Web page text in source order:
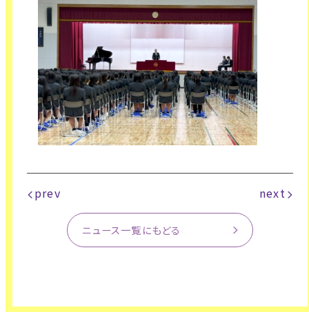
prev next
ニュース一覧にもどる